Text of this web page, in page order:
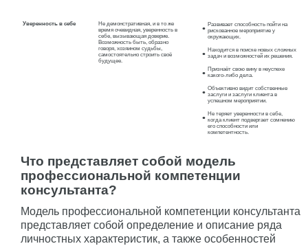
Уверенность в себе
Не демонстративная, и в то же
время очевидная, уверенность в
себе, вызывающая доверие.
Возможность быть, образно
говоря, хозяином судьбы,
самостоятельно строить своё
будущее.
Развивает способность пойти на
рискованное мероприятие у
окружающих.
Находится в поиске новых сложных
задач и возможностей их решения.
Признаёт свою вину в неуспехе
какого-либо дела.
Объективно видит собственные
заслуги и заслуги клиента в
успешном мероприятии.
Не теряет уверенности в себе,
когда клиент подвергает сомнению
его способности или
компетентность.
Что представляет собой модель
профессиональной компетенции
консультанта?
Модель профессиональной компетенции консультанта
представляет собой определение и описание ряда
личностных характеристик, а также особенностей